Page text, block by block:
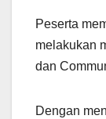
Peserta
melakukan
dan
Dengan